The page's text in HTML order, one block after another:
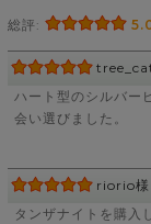
総評:
ハート型のシルバー
会い選びました。
riorio様
タンザナイトを購入